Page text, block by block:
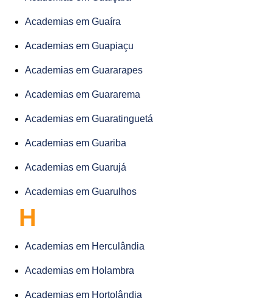
Academias em Guaíra
Academias em Guapiaçu
Academias em Guararapes
Academias em Guararema
Academias em Guaratinguetá
Academias em Guariba
Academias em Guarujá
Academias em Guarulhos
H
Academias em Herculândia
Academias em Holambra
Academias em Hortolândia